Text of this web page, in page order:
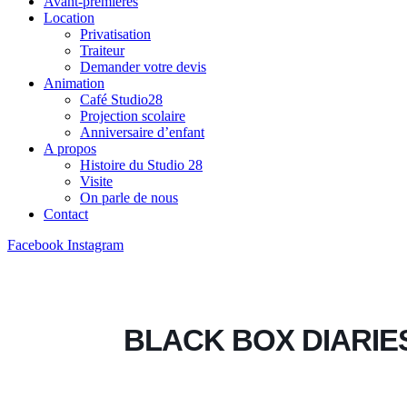
Location
Privatisation
Traiteur
Demander votre devis
Animation
Café Studio28
Projection scolaire
Anniversaire d’enfant
A propos
Histoire du Studio 28
Visite
On parle de nous
Contact
Facebook Instagram
BLACK BOX